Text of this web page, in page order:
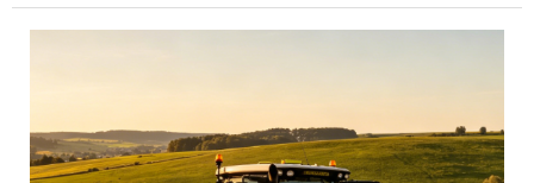
expanded digital services and launched regional ...